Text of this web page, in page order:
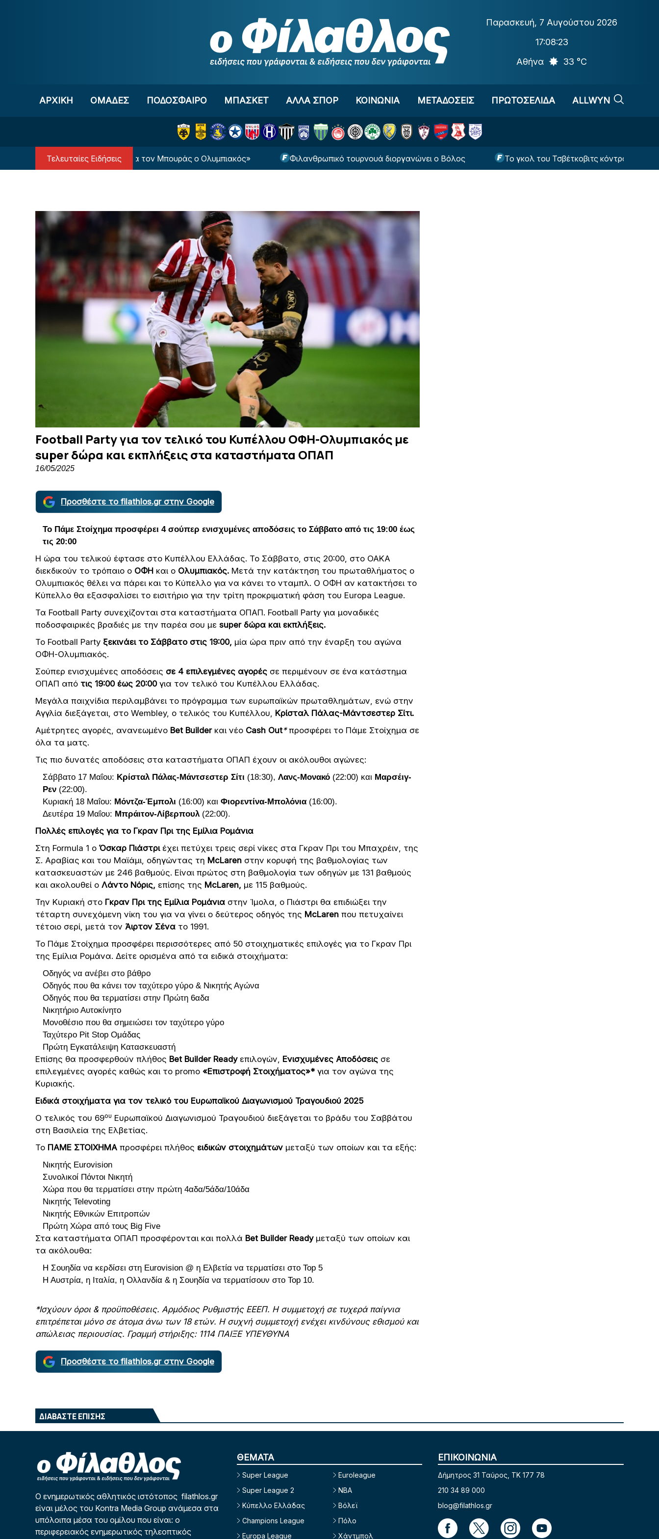
Παρασκευή, 7 Αυγούστου 2026
17:08:24
Αθήνα
33 °C
ΑΡΧΙΚΗ OΜΑΔΕΣ ΠΟΔΟΣΦΑΙΡΟ ΜΠΑΣΚΕΤ ΑΛΛΑ ΣΠΟΡ ΚΟΙΝΩΝΙΑ ΜΕΤΑΔΟΣΕΙΣ ΠΡΩΤΟΣΕΛΙΔΑ ALLWYN
Τελευταίες Ειδήσεις
«Κατέθεσε πρόταση για τον Μπουράς ο Ολυμπιακός» Φιλανθρωπικό τουρνουά διοργανώνει ο Βόλος Το γκολ του Τσβέτκοβιτς κόντρα στον ΠΑΟΚ δεν
Football Party για τον τελικό του Κυπέλλου ΟΦΗ-Ολυμπιακός με
super δώρα και εκπλήξεις στα καταστήματα ΟΠΑΠ
16/05/2025
Προσθέστε το filathlos.gr στην Google
Το Πάμε Στοίχημα προσφέρει 4 σούπερ ενισχυμένες αποδόσεις το Σάββατο από τις 19:00 έως
τις 20:00
H ώρα του τελικού έφτασε στο Κυπέλλου Ελλάδας. Το Σάββατο, στις 20:00, στο ΟΑΚΑ
διεκδικούν το τρόπαιο ο ΟΦΗ και ο Ολυμπιακός. Μετά την κατάκτηση του πρωταθλήματος ο
Ολυμπιακός θέλει να πάρει και το Κύπελλο για να κάνει το νταμπλ. Ο ΟΦΗ αν κατακτήσει το
Κύπελλο θα εξασφαλίσει το εισιτήριο για την τρίτη προκριματική φάση του Europa League.
Τα Football Party συνεχίζονται στα καταστήματα ΟΠΑΠ. Football Party για μοναδικές
ποδοσφαιρικές βραδιές με την παρέα σου με super δώρα και εκπλήξεις.
Το Football Party ξεκινάει το Σάββατο στις 19:00, μία ώρα πριν από την έναρξη του αγώνα
ΟΦΗ-Ολυμπιακός.
Σούπερ ενισχυμένες αποδόσεις σε 4 επιλεγμένες αγορές σε περιμένουν σε ένα κατάστημα
ΟΠΑΠ από τις 19:00 έως 20:00 για τον τελικό του Κυπέλλου Ελλάδας.
Μεγάλα παιχνίδια περιλαμβάνει το πρόγραμμα των ευρωπαϊκών πρωταθλημάτων, ενώ στην
Αγγλία διεξάγεται, στο Wembley, ο τελικός του Κυπέλλου, Κρίσταλ Πάλας-Μάντσεστερ Σίτι.
Αμέτρητες αγορές, ανανεωμένο Bet Builderκαι νέο Cash Out*προσφέρει το Πάμε Στοίχημα σε
όλα τα ματς.
Τις πιο δυνατές αποδόσεις στα καταστήματα ΟΠΑΠ έχουν οι ακόλουθοι αγώνες:
Σάββατο 17 Μαΐου: Κρίσταλ Πάλας-Μάντσεστερ Σίτι (18:30), Λανς-Μονακό (22:00) και Μαρσέιγ-
Ρεν (22:00).
Κυριακή 18 Μαΐου: Μόντζα-Έμπολι (16:00) και Φιορεντίνα-Μπολόνια (16:00).
Δευτέρα 19 Μαΐου: Μπράιτον-Λίβερπουλ (22:00).
Πολλές επιλογές για το Γκραν Πρι της Εμίλια Ρομάνια
Στη Formula 1 ο Όσκαρ Πιάστριέχει πετύχει τρεις σερί νίκες στα Γκραν Πρι του Μπαχρέιν, της
Σ. Αραβίας και του Μαϊάμι, οδηγώντας τη McLaren στην κορυφή της βαθμολογίας των
κατασκευαστών με 246 βαθμούς. Είναι πρώτος στη βαθμολογία των οδηγών με 131 βαθμούς
και ακολουθεί ο Λάντο Νόρις, επίσης της McLaren, με 115 βαθμούς.
Την Κυριακή στο Γκραν Πρι της Εμίλια Ρομάνια στην Ίμολα, ο Πιάστρι θα επιδιώξει την
τέταρτη συνεχόμενη νίκη του για να γίνει ο δεύτερος οδηγός της McLaren που πετυχαίνει
τέτοιο σερί, μετά τον Άιρτον Σένα το 1991.
Το Πάμε Στοίχημα προσφέρει περισσότερες από 50 στοιχηματικές επιλογές για το Γκραν Πρι
της Εμίλια Ρομάνα. Δείτε ορισμένα από τα ειδικά στοιχήματα:
Οδηγός να ανέβει στο βάθρο
Οδηγός που θα κάνει τον ταχύτερο γύρο & Νικητής Αγώνα
Οδηγός που θα τερματίσει στην Πρώτη 6αδα
Νικητήριο Αυτοκίνητο
Μονοθέσιο που θα σημειώσει τον ταχύτερο γύρο
Ταχύτερο Pit Stop Ομάδας
Πρώτη Εγκατάλειψη Κατασκευαστή
Επίσης θα προσφερθούν πλήθος Bet Builder Readyεπιλογών, Ενισχυμένες Αποδόσεις σε
επιλεγμένες αγορές καθώς και το promo «Επιστροφή Στοιχήματος»* για τον αγώνα της
Κυριακής.
Ειδικά στοιχήματα για τον τελικό του Ευρωπαϊκού Διαγωνισμού Τραγουδιού 2025
Ο τελικός του 69ου Ευρωπαϊκού Διαγωνισμού Τραγουδιού διεξάγεται το βράδυ του Σαββάτου
στη Βασιλεία της Ελβετίας.
Το ΠΑΜΕ ΣΤΟΙΧΗΜΑ προσφέρει πλήθος ειδικών στοιχημάτων μεταξύ των οποίων και τα εξής:
Νικητής Eurovision
Συνολικοί Πόντοι Νικητή
Χώρα που θα τερματίσει στην πρώτη 4αδα/5άδα/10άδα
Νικητής Televoting
Νικητής Εθνικών Επιτροπών
Πρώτη Χώρα από τους Big Five
Στα καταστήματα ΟΠΑΠ προσφέρονται και πολλά Βet Builder Ready μεταξύ των οποίων και
τα ακόλουθα:
Η Σουηδία να κερδίσει στη Eurovision @ η Ελβετία να τερματίσει στο Top 5
Η Αυστρία, η Ιταλία, η Ολλανδία & η Σουηδία να τερματίσουν στο Top 10.
*Ισχύουν όροι & προϋποθέσεις. Αρμόδιος Ρυθμιστής ΕΕΕΠ. Η συμμετοχή σε τυχερά παίγνια
επιτρέπεται μόνο σε άτομα άνω των 18 ετών. Η συχνή συμμετοχή ενέχει κινδύνους εθισμού και
απώλειας περιουσίας. Γραμμή στήριξης: 1114 ΠΑΙΞΕ ΥΠΕΥΘΥΝΑ
Προσθέστε το filathlos.gr στην Google
ΔΙΑΒΑΣΤΕ ΕΠΙΣΗΣ
Ο ενημερωτικός αθλητικός ιστότοπος filathlos.gr
είναι μέλος του Kontra Media Group ανάμεσα στα
υπόλοιπα μέσα του ομίλου που είναι: ο
περιφερειακός ενημερωτικός τηλεοπτικός
ΘΕΜΑΤΑ
Super League
Super League 2
Κύπελλο Ελλάδας
Champions League
Europa League
Euroleague
NBA
Βόλεϊ
Πόλο
Χάντμπολ
ΕΠΙΚΟΙΝΩΝΙΑ
Δήμητρος 31 Ταύρος, TK 177 78
210 34 89 000
blog@filathlos.gr